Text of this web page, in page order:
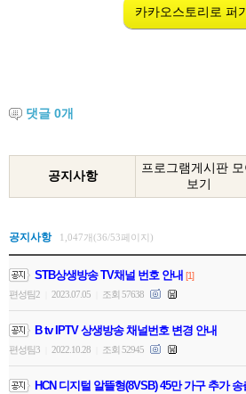
카카오스토리로 퍼
댓글 0개
공지사항
프로그램게시판
보기
공지사항 1,047개(36/53페이지)
STB상생방송 TV채널 번호 안내 [1]
편성팀2
2023.07.05 조회 57638
B tv IPTV 상생방송 채널번호 변경 안내
편성팀3 2022.10.28 조회 52945
HCN 디지털 알뜰형(8VSB) 45만 가구 추가 송